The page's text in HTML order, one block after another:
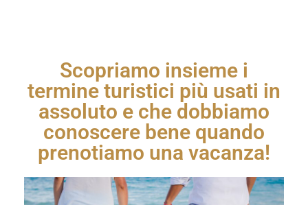
Scopriamo insieme i
termine turistici più usati in
assoluto e che dobbiamo
conoscere bene quando
prenotiamo una vacanza!